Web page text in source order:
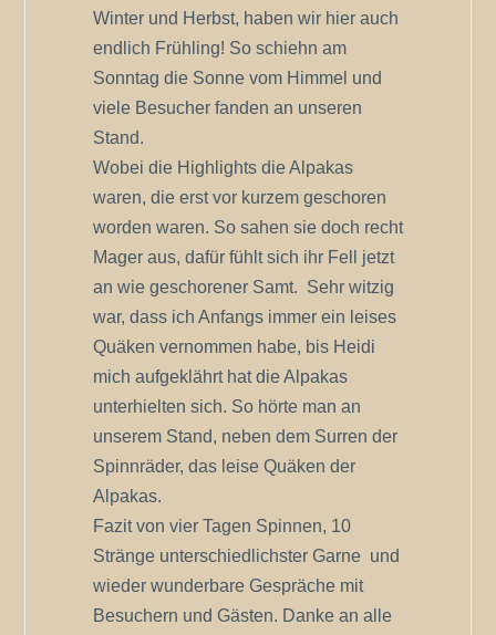
Winter und Herbst, haben wir hier auch
endlich Frühling! So schiehn am
Sonntag die Sonne vom Himmel und
viele Besucher fanden an unseren
Stand.
Wobei die Highlights die Alpakas
waren, die erst vor kurzem geschoren
worden waren. So sahen sie doch recht
Mager aus, dafür fühlt sich ihr Fell jetzt
an wie geschorener Samt. Sehr witzig
war, dass ich Anfangs immer ein leises
Quäken vernommen habe, bis Heidi
mich aufgeklährt hat die Alpakas
unterhielten sich. So hörte man an
unserem Stand, neben dem Surren der
Spinnräder, das leise Quäken der
Alpakas.
Fazit von vier Tagen Spinnen, 10
Stränge unterschiedlichster Garne und
wieder wunderbare Gespräche mit
Besuchern und Gästen. Danke an alle